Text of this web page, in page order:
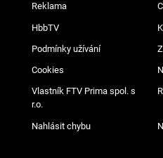
Reklama
HbbTV
Podmínky užívání
Cookies
Vlastník FTV Prima spol. s
r.o.
Nahlásit chybu